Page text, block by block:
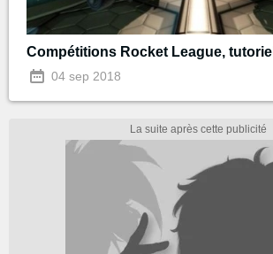
Compétitions Rocket League, tutoriel
04 sep 2018